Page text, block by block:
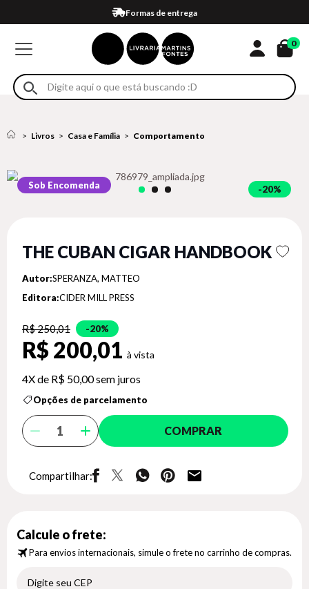
Formas de entrega
Compra 100% segura
Em até 4x sem juros no cartão*
Retire na loja
Eventos
0
Livros Casa e Família Comportamento
Sob Encomenda 20%
THE CUBAN CIGAR HANDBOOK
Autor:SPERANZA, MATTEO
Editora:CIDER MILL PRESS
R$ 250,01 20%
R$ 200,01
4X de R$ 50,00sem juros
Opções de parcelamento
COMPRAR
Compartilhar:
Calcule o frete:
Para envios internacionais, simule o frete no carrinho de compras.